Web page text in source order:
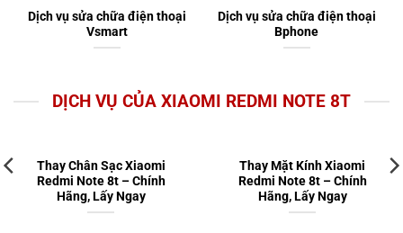
Dịch vụ sửa chữa điện thoại
Vsmart
Dịch vụ sửa chữa điện thoại
Bphone
DỊCH VỤ CỦA XIAOMI REDMI NOTE 8T
Thay Chân Sạc Xiaomi
Redmi Note 8t – Chính
Hãng, Lấy Ngay
Thay Mặt Kính Xiaomi
Redmi Note 8t – Chính
Hãng, Lấy Ngay